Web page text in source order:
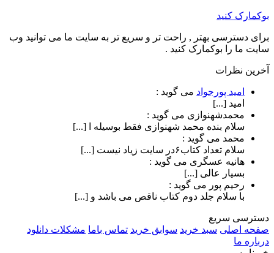
بوکمارک کنید
برای دسترسی بهتر , راحت تر و سریع تر به سایت ما می توانید وب
سایت ما را بوکمارک کنید .
آخرین نظرات
امید پورجواد می گوید :
امید [...]
محمدشهنوازی می گوید :
سلام بنده محمد شهنوازی فقط بوسیله ا [...]
محمد می گوید :
سلام تعداد کتاب۶در سایت زیاد نیست [...]
هانیه عسگری می گوید :
بسیار عالی [...]
رحیم پور می گوید :
با سلام جلد دوم کتاب ناقص می باشد و [...]
دسترسی سریع
صفحه اصلی سبد خرید سوابق خرید تماس باما مشکلات دانلود
درباره ما